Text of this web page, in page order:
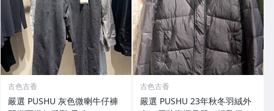
古色古香
嚴選 PUSHU 灰色微喇牛仔褲
古色古香
嚴選 PUSHU 23年秋冬羽絨外